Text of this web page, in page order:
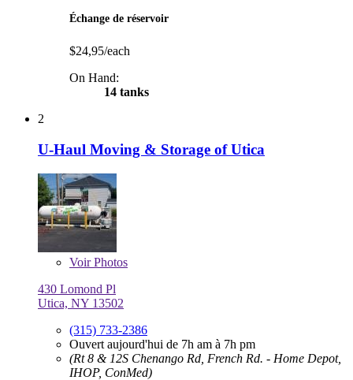
Échange de réservoir
$24,95/each
On Hand:
14 tanks
2
U-Haul Moving & Storage of Utica
VoirPhotos
430 Lomond Pl
Utica, NY 13502
(315) 733-2386
Ouvert aujourd'hui de 7h am à 7h pm
(Rt 8 & 12S Chenango Rd, French Rd. - Home Depot,
IHOP, ConMed)